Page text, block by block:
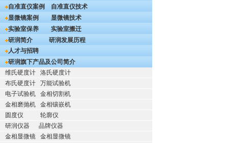
自准直仪案例
自准直仪技术
显微镜案例
显微镜技术
实验室保养
实验室搬迁
研润简介
研润发展历程
人才与招聘
研润旗下产品及公司简介
维氏硬度计
洛氏硬度计
布氏硬度计
万能试验机
电子试验机
金相切割机
金相磨抛机
金相镶嵌机
圆度仪
轮廓仪
研润仪器
品牌仪器
金相显微镜
金相显微镜